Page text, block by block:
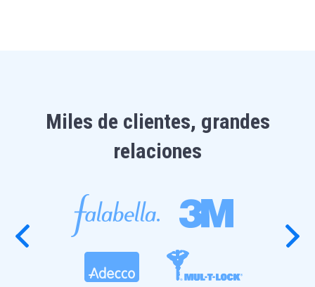
Miles de clientes, grandes
relaciones